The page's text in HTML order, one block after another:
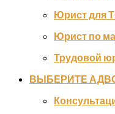
Юрист для
Юрист по
Трудовой
ВЫБЕРИТЕ